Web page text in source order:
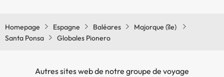
Homepage Espagne Baléares
Majorque (île)
Santa Ponsa
Globales Pionero
Autres sites web de notre groupe de voyage